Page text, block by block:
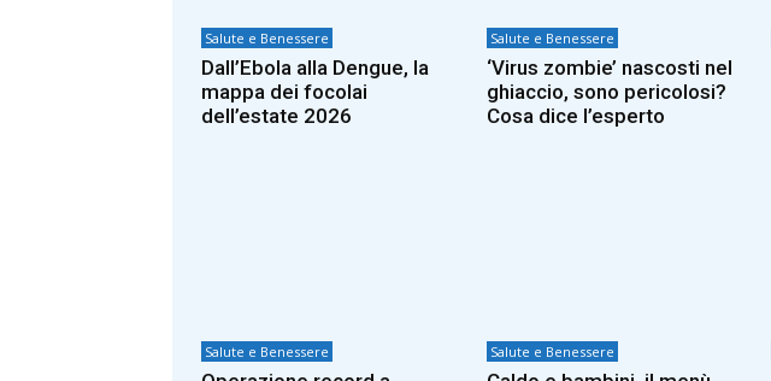
Salute e Benessere
Dall’Ebola alla Dengue, la
mappa dei focolai
dell’estate 2026
Salute e Benessere
‘Virus zombie’ nascosti nel
ghiaccio, sono pericolosi?
Cosa dice l’esperto
Salute e Benessere Salute e Benessere